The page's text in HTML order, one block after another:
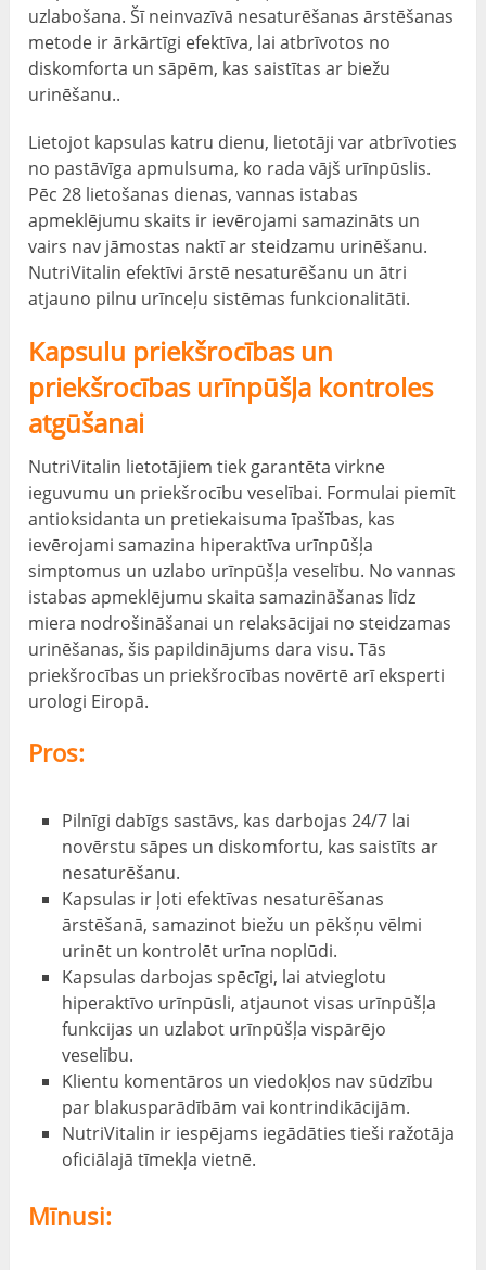
uzlabošana. Šī neinvazīvā nesaturēšanas ārstēšanas
metode ir ārkārtīgi efektīva, lai atbrīvotos no
diskomforta un sāpēm, kas saistītas ar biežu
urinēšanu..
Lietojot kapsulas katru dienu, lietotāji var atbrīvoties
no pastāvīga apmulsuma, ko rada vājš urīnpūslis.
Pēc 28 lietošanas dienas, vannas istabas
apmeklējumu skaits ir ievērojami samazināts un
vairs nav jāmostas naktī ar steidzamu urinēšanu.
NutriVitalin efektīvi ārstē nesaturēšanu un ātri
atjauno pilnu urīnceļu sistēmas funkcionalitāti.
Kapsulu priekšrocības un
priekšrocības urīnpūšļa kontroles
atgūšanai
NutriVitalin lietotājiem tiek garantēta virkne
ieguvumu un priekšrocību veselībai. Formulai piemīt
antioksidanta un pretiekaisuma īpašības, kas
ievērojami samazina hiperaktīva urīnpūšļa
simptomus un uzlabo urīnpūšļa veselību. No vannas
istabas apmeklējumu skaita samazināšanas līdz
miera nodrošināšanai un relaksācijai no steidzamas
urinēšanas, šis papildinājums dara visu. Tās
priekšrocības un priekšrocības novērtē arī eksperti
urologi Eiropā.
Pros:
Pilnīgi dabīgs sastāvs, kas darbojas 24/7 lai
novērstu sāpes un diskomfortu, kas saistīts ar
nesaturēšanu.
Kapsulas ir ļoti efektīvas nesaturēšanas
ārstēšanā, samazinot biežu un pēkšņu vēlmi
urinēt un kontrolēt urīna noplūdi.
Kapsulas darbojas spēcīgi, lai atvieglotu
hiperaktīvo urīnpūsli, atjaunot visas urīnpūšļa
funkcijas un uzlabot urīnpūšļa vispārējo
veselību.
Klientu komentāros un viedokļos nav sūdzību
par blakusparādībām vai kontrindikācijām.
NutriVitalin ir iespējams iegādāties tieši ražotāja
oficiālajā tīmekļa vietnē.
Mīnusi: